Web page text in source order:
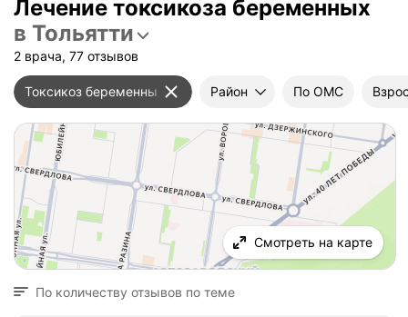
Лечение токсикоза беременных
в Тольятти
2 врача, 77 отзывов
Токсикоз беременных Район По ОМС
Смотреть на карте
По количеству отзывов по теме